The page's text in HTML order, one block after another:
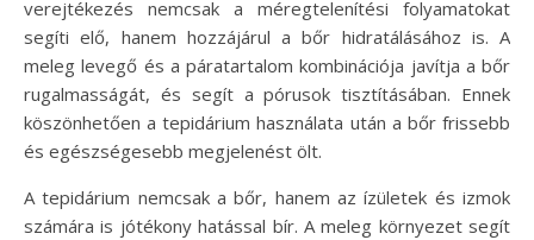
verejtékezés nemcsak a méregtelenítési folyamatokat
segíti elő, hanem hozzájárul a bőr hidratálásához is. A
meleg levegő és a páratartalom kombinációja javítja a bőr
rugalmasságát, és segít a pórusok tisztításában. Ennek
köszönhetően a tepidárium használata után a bőr frissebb
és egészségesebb megjelenést ölt.
A tepidárium nemcsak a bőr, hanem az ízületek és izmok
számára is jótékony hatással bír. A meleg környezet segít